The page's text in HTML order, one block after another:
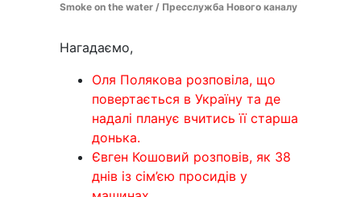
Smoke on the water / Пресслужба Нового каналу
Нагадаємо,
Оля Полякова розповіла, що
повертається в Україну та де
надалі планує вчитись її старша
донька.
Євген Кошовий розповів, як 38
днів із сім’єю просидів у